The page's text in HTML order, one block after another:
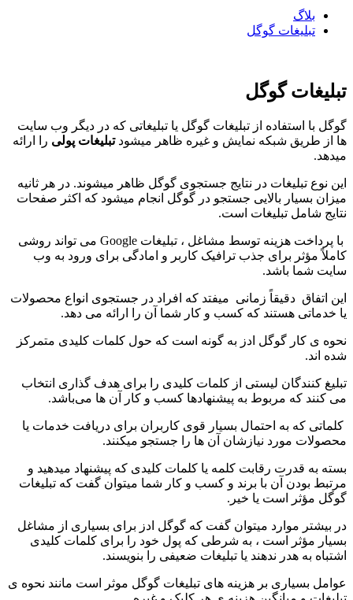
بلاگ
تبلیغات گوگل
تبلیغات گوگل
گوگل با استفاده از تبلیغات گوگل یا تبلیغاتی که در دیگر وب سایت
ها از طریق شبکه نمایش و غیره ظاهر میشودتبلیغات پولی را ارائه
میدهد.
این نوع تبلیغات در نتایج جستجوی گوگل ظاهر میشوند. در هر ثانیه
میزان بسیار بالایی جستجو در گوگل انجام میشود که اکثر صفحات
نتایج شامل تبلیغات است.
با پرداخت هزینه توسط مشاغل ، تبلیغات Google می تواند روشی
کاملاً مؤثر برای جذب ترافیک کاربر و امادگی برای ورود به وب
سایت شما باشد.
این اتفاق دقیقاً زمانی میفتد که افراد در جستجوی انواع محصولات
یا خدماتی هستند که کسب و کار شما آن را ارائه می دهد.
نحوه ی کار گوگل ادز به گونه است که حول کلمات کلیدی متمرکز
شده اند.
تبلیغ کنندگان لیستی از کلمات کلیدی را برای هدف گذاری انتخاب
می کنند که مربوط به پیشنهادها کسب و کار آن ها می‌باشد.
کلماتی که به احتمال بسیار قوی کاربران برای دریافت خدمات یا
محصولات مورد نیازشان آن ها را جستجو میکنند.
بسته به قدرت رقابت کلمه یا کلمات کلیدی که پیشنهاد میدهید و
مرتبط بودن آن با برند و کسب و کار شما میتوان گفت که تبلیغات
گوگل مؤثر است یا خیر.
در بیشتر موارد میتوان گفت که گوگل ادز برای بسیاری از مشاغل
بسیار مؤثر است ، به شرطی که پول خود را برای کلمات کلیدی
اشتباه به هدر ندهند یا تبلیغات ضعیفی را بنویسند.
عوامل بسیاری بر هزینه های تبلیغات گوگل موثر است مانند نحوه ی